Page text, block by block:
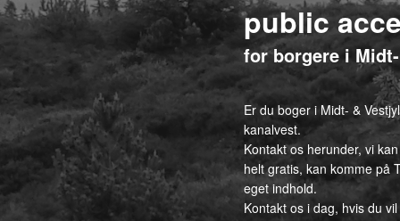
public
for borgere i
Er du boger i Midt- &
kanalvest.
Kontakt os herunder, vi
helt gratis, kan komme på
eget indhold.
Kontakt os i dag, hvis du